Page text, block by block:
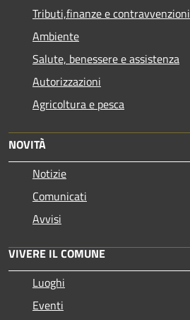
Tributi,finanze e contravvenzioni
Ambiente
Salute, benessere e assistenza
Autorizzazioni
Agricoltura e pesca
NOVITÀ
Notizie
Comunicati
Avvisi
VIVERE IL COMUNE
Luoghi
Eventi